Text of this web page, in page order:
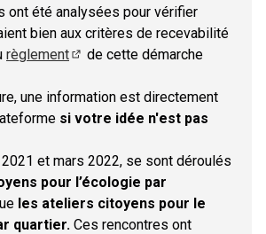
ont été analysées pour vérifier
bien aux critères de recevabilité
règlement
de cette démarche
une information est directement
si votre idée n'est pas
et mars 2022, se sont déroulés
pour l’écologie par
les ateliers citoyens pour le
quartier. Ces rencontres ont